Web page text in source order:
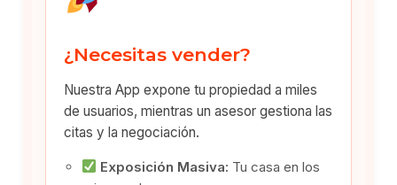
¿Necesitas vender?
Nuestra App expone tu propiedad a miles
de usuarios, mientras un asesor gestiona las
citas y la negociación.
Exposición Masiva: Tu casa en los